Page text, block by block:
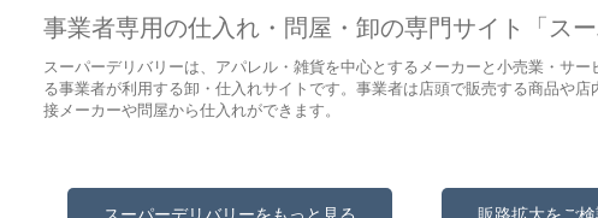
事業者専用の仕入れ・問屋・卸の専門サイト「スー
スーパーデリバリーは、アパレル・雑貨を中心とするメーカーと小売業・サー
る事業者が利用する卸・仕入れサイトです。事業者は店頭で販売する商品や店
接メーカーや問屋から仕入れができます。